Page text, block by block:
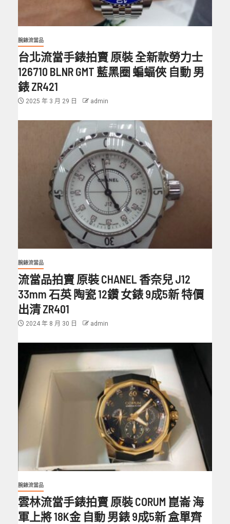
腕錶流當品
台北流當手錶拍賣 原裝 全新款勞力士
126710 BLNR GMT 藍黑圈 蝙蝠俠 自動 男
錶 ZR421
2025 年 3 月 29 日 admin
腕錶流當品
流當品拍賣 原裝 CHANEL 香奈兒 J12
33mm 石英 陶瓷 12鑽 女錶 9成5新 特價
出清 ZR401
2024 年 8 月 30 日 admin
腕錶流當品
雲林流當手錶拍賣 原裝 CORUM 崑崙 海
軍上將 18K金 自動 男錶 9成5新 盒單齊